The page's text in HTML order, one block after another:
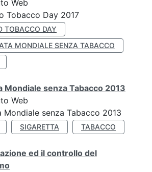
Web
Tobacco Day 2017
TOBACCO DAY
MONDIALE SENZA TABACCO
Mondiale senza Tabacco 2013
Web
Mondiale senza Tabacco 2013
SIGARETTA TABACCO
ed il controllo del